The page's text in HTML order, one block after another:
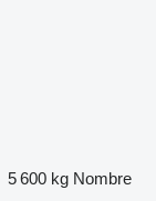
5 600 kg Nombre